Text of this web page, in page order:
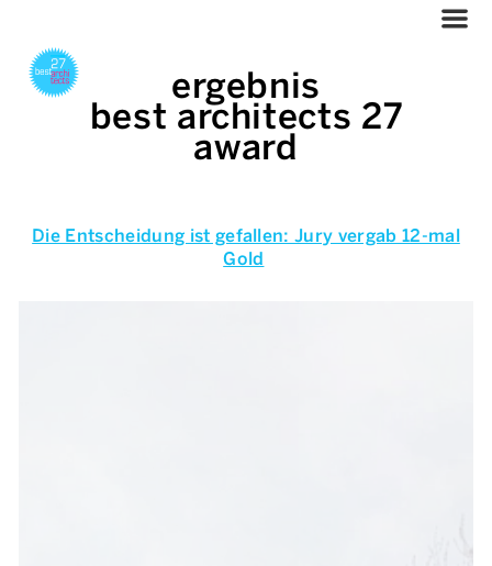
ergebnis
best architects 27
award
Die Entscheidung ist gefallen: Jury vergab 12-mal
Gold